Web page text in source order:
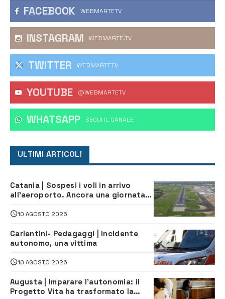
FACEBOOK WEBMARTETV
INSTAGRAM WEBMARTE.TV
TWITTER WEBMARTETV
YOUTUBE @WEBMARTETV
WHATSAPP ‎SEGUI IL CANALE
ULTIMI ARTICOLI
Catania | Sospesi i voli in arrivo
all’aeroporto. Ancora una giornata
10 AGOSTO 2026
Carlentini- Pedagaggi | Incidente
autonomo, una vittima
10 AGOSTO 2026
Augusta | Imparare l’autonomia: il
Progetto Vita ha trasformato la